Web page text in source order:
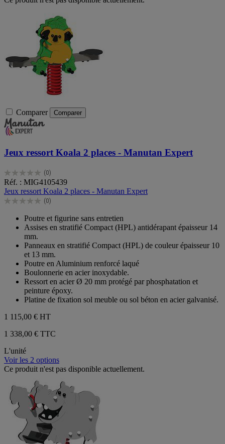
Comparer Comparer
Jeux ressort Koala 2 places - Manutan Expert
(0)
0.0
sur
5
étoiles.
Réf. : MIG4105439
Jeux ressort Koala 2 places - Manutan Expert
(0)
0.0
étoiles.
Poutre et figurine sans entretien
Assises en stratifié Compact (HPL) antidérapant épaisseur 14
mm.
Panneaux en stratifié Compact (HPL) de couleur épaisseur 10
et 13 mm.
Poutre en Aluminium renforcé laqué
Boulonnerie en acier inoxydable.
Ressort en acier Ø 20 mm protégé par phosphatation et
peinture époxy.
Platine de fixation sol meuble ou sol béton en acier galvanisé.
1 115,00 € HT
1 338,00 € TTC
L'unité
Voir les 2 options
Ce produit n'est pas disponible actuellement.